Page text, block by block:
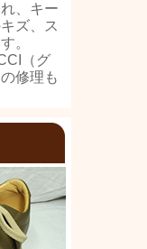
、キー
ズ、ス
。
（グ
修理も